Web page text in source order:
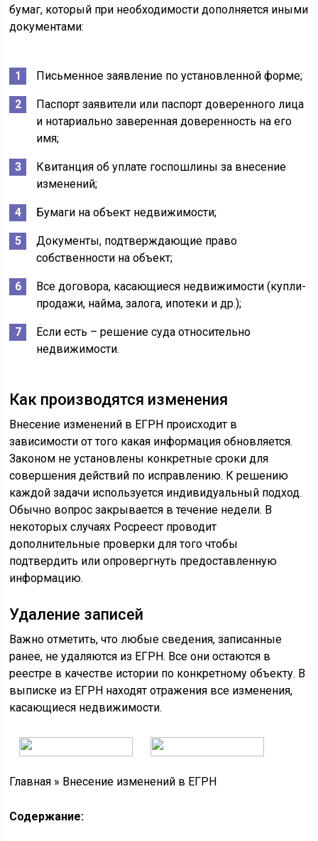
бумаг, который при необходимости дополняется иными
документами:
Письменное заявление по установленной форме;
Паспорт заявители или паспорт доверенного лица
и нотариально заверенная доверенность на его
имя;
Квитанция об уплате госпошлины за внесение
изменений;
Бумаги на объект недвижимости;
Документы, подтверждающие право
собственности на объект;
Все договора, касающиеся недвижимости (купли-
продажи, найма, залога, ипотеки и др.);
Если есть – решение суда относительно
недвижимости.
Как производятся изменения
Внесение изменений в ЕГРН происходит в
зависимости от того какая информация обновляется.
Законом не установлены конкретные сроки для
совершения действий по исправлению. К решению
каждой задачи используется индивидуальный подход.
Обычно вопрос закрывается в течение недели. В
некоторых случаях Росреест проводит
дополнительные проверки для того чтобы
подтвердить или опровергнуть предоставленную
информацию.
Удаление записей
Важно отметить, что любые сведения, записанные
ранее, не удаляются из ЕГРН. Все они остаются в
реестре в качестве истории по конкретному объекту. В
выписке из ЕГРН находят отражения все изменения,
касающиеся недвижимости.
Главная » Внесение изменений в ЕГРН
Содержание: